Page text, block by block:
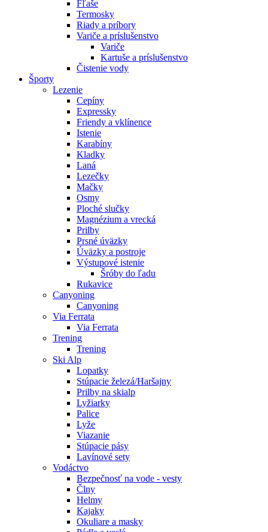
Fľaše
Termosky
Riady a príbory
Variče a príslušenstvo
Variče
Kartuše a príslušenstvo
Čistenie vody
Športy
Lezenie
Cepíny
Expressky
Friendy a vklínence
Istenie
Karabíny
Kladky
Laná
Lezečky
Mačky
Osmy
Ploché slučky
Magnézium a vrecká
Prilby
Prsné úväzky
Úväzky a postroje
Výstupové istenie
Šróby do ľadu
Rukavice
Canyoning
Canyoning
Via Ferrata
Via Ferrata
Trening
Trening
Ski Alp
Lopatky
Stúpacie železá/Haršajny
Prilby na skialp
Lyžiarky
Palice
Lyže
Viazanie
Stúpacie pásy
Lavínové sety
Vodáctvo
Bezpečnosť na vode - vesty
Člny
Helmy
Kajaky
Okuliare a masky